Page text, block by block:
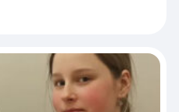
Рождества через
Дева Мария с
Иосиф, ангелы и
– волхвы. Ребята